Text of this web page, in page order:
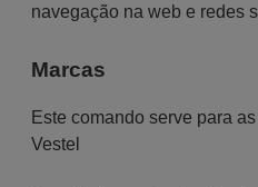
navegação na web e redes
Marcas
Este comando serve para
Vestel